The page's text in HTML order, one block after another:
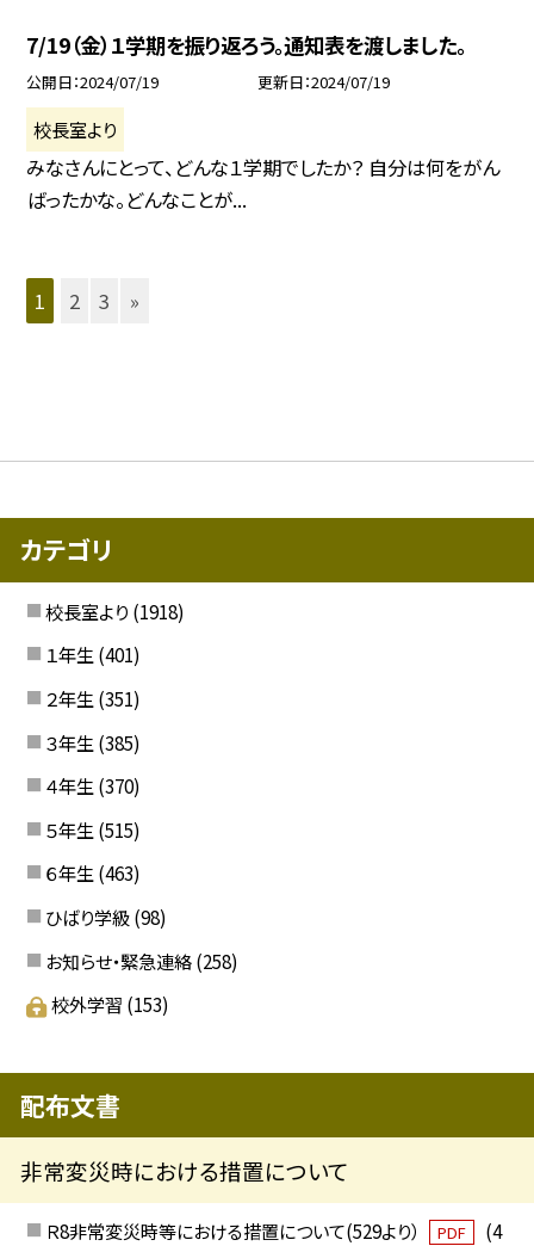
7/19（金）１学期を振り返ろう。通知表を渡しました。
公開日 2024/07/19 更新日 2024/07/19
校長室より
みなさんにとって、どんな１学期でしたか？ 自分は何をがん
ばったかな。どんなことが...
1 2 3 »
カテゴリ
校長室より (1918)
１年生 (401)
２年生 (351)
３年生 (385)
４年生 (370)
５年生 (515)
６年生 (463)
ひばり学級 (98)
お知らせ・緊急連絡 (258)
校外学習 (153)
配布文書
非常変災時における措置について
Ｒ8非常変災時等における措置について(529より） PDF
(4